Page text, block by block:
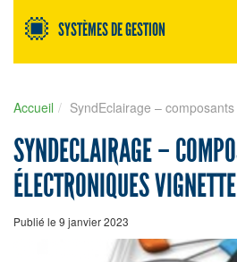
SYSTÈMES DE GESTION
Accueil SyndEclairage –
SYNDECLAIRAGE –
ÉLECTRONIQUES VIGNETTE
Publié le 9 janvier 2023